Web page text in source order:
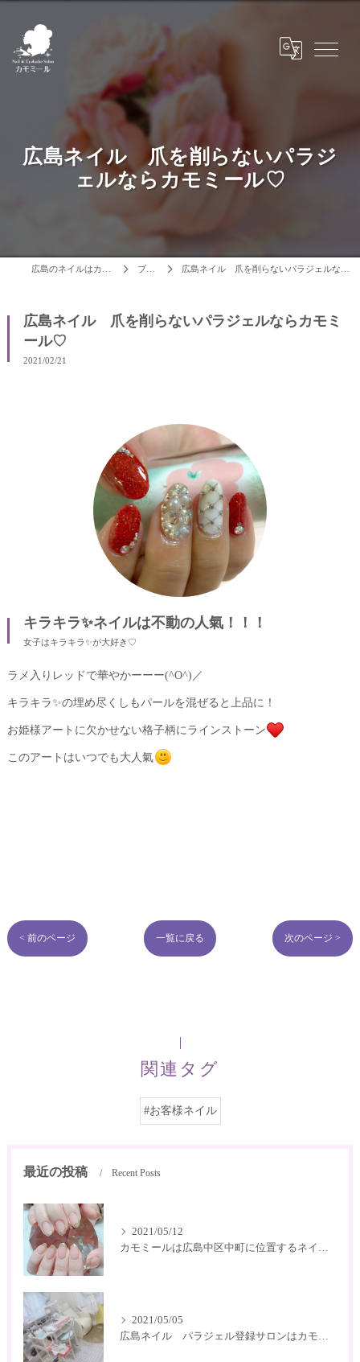
広島ネイル 爪を削らないパラジ
ェルならカモミール♡
ブログ 広島ネイル 爪を削らないパラジェルならカモミール♡
広島ネイル 爪を削らないパラジェルならカモミ
ール♡
2021/02/21
キラキラ✨ネイルは不動の人氣！！！
女子はキラキラ✨が大好き♡
ラメ入りレッドで華やかーーー(^O^)／
キラキラ✨の埋め尽くしもパールを混ぜると上品に！
お姫様アートに欠かせない格子柄にラインストーン
このアートはいつでも大人氣
< 前のページ 一覧に戻る 次のページ >
関連タグ
#お客様ネイル
最近の投稿 Recent Posts
2021/05/12
カモミールは広島中区中町に位置するネイルサロン
2021/05/05
広島ネイル パラジェル登録サロンはカモミール